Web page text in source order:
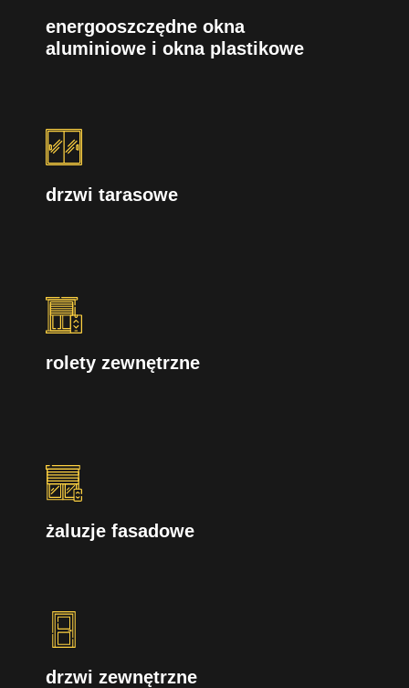
energooszczędne okna
aluminiowe i okna plastikowe
drzwi tarasowe
rolety zewnętrzne
żaluzje fasadowe
drzwi zewnętrzne